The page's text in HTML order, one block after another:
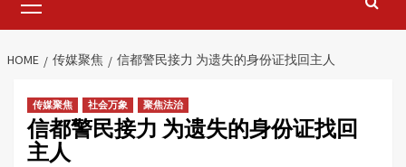
Menu
HOME 传媒聚焦 信都警民接力 为遗失的身份证找回主人
传媒聚焦 社会万象 聚焦法治
信都警民接力 为遗失的身份证找回
主人